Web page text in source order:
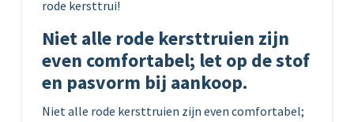
rode kersttrui!
Niet alle rode kersttruien zijn
even comfortabel; let op de stof
en pasvorm bij aankoop.
Niet alle rode kersttruien zijn even comfortabel;